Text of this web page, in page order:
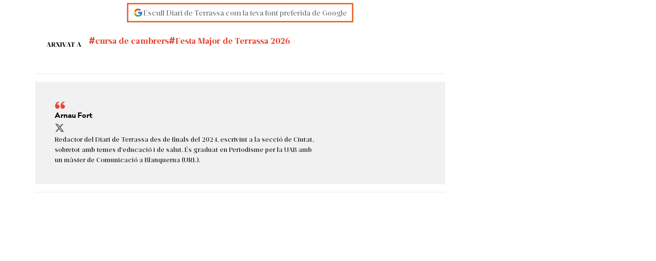
Escull Diari de Terrassa com la teva font preferida de Google
ARXIVAT A cursa de cambrers Festa Major de Terrassa 2026
Arnau Fort
Redactor del Diari de Terrassa des de finals del 2024, escrivint a la secció de Ciutat,
sobretot amb temes d'educació i de salut. És graduat en Periodisme per la UAB amb
un màster de Comunicació a Blanquerna (URL).